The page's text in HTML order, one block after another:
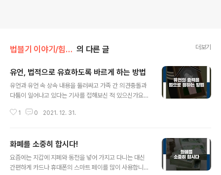
법블기 이야기/힘이되는 법 의 다른 글 더보기
유언, 법적으로 유효하도록 바르게 하는 방법
유언과 유언 속 상속 내용을 둘러싸고 가족 간 의견충돌과
다툼이 일어나고 있다는 기사를 접해보신 적 있으신가요?
에 불분명한 유언은 다양한 분쟁을 유발할 수 있는데요, 살
의사에 맞는 상속분배가 이루어질 수 있다고 생각합니다.
이번 기사에서는 법적으로 유언의 효과를 인정받기 위해선
어떻게 해야 하는지 법에서 인정하는 유언의 종류와 성립
1 0 2021. 12. 31.
화폐를 소중히 합시다!
요즘에는 지갑에 지폐와 동전을 넣어 가지고 다니는 대신
간편하게 카드나 휴대폰의 스마트 페이를 많이 사용합니